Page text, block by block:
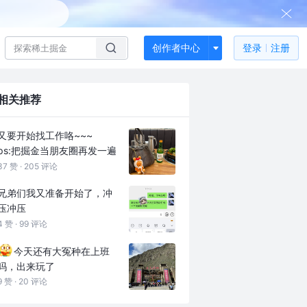
创作者中心 登录 注册
关推荐
要开始找工作咯~~~
把掘金当朋友圈再发一遍
赞 · 205 评论
弟们我又准备开始了，冲
冲压
赞 · 99 评论
今天还有大冤种在上班
，出来玩了
赞 · 20 评论